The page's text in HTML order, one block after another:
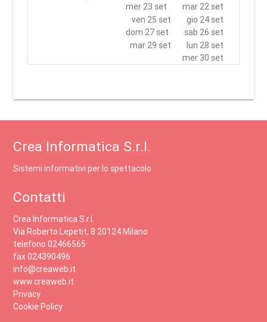
mar 22 set
mer 23 set
gio 24 set
ven 25 set
sab 26 set
dom 27 set
lun 28 set
mar 29 set
mer 30 set
Crea Informatica S.r.l.
Sistemi informativi per lo spettacolo
Contatti
Crea Informatica S.r.l.
Via Roberto Lepetit, 8 20124 Milano
telefono 02466565
fax 024390496
info@creaweb.it
www.creaweb.it
Privacy
Cookie Policy